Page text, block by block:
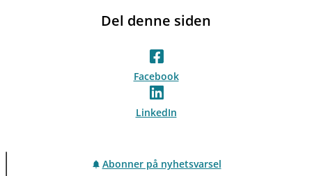
Del denne siden
Facebook
LinkedIn
Abonner på nyhetsvarsel